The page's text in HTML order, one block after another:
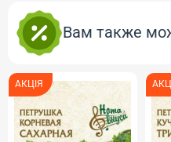
Вам также
АКЦІЯ